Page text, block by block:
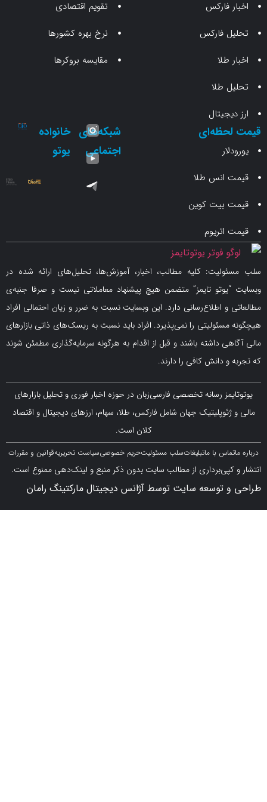
فارکس
فارکس
تقویم اقتصادی
نرخ بهره کشورها
مقایسه بروکرها
انس طلا
بیت کوین
شبکه‌های خانواده
یوتو
کلیه مطالب، اخبار، آموزش‌ها، تحلیل‌های ارائه شده در
تایمز” متضمن هیچ پیشنهاد معاملاتی نیست و صرفا جنبه‌ی
اطلاع‌رسانی دارد. این وبسایت نسبت به ضرر و زیان احتمالی افراد
را نمی‌پذیرد. افراد باید نسبت به ریسک‌های ذاتی بازارهای
داشته باشند و قبل از اقدام به هرگونه سرمایه‌گذاری مطمئن شوند
دانش کافی را دارند.
رسانه تخصصی فارسی‌زبان در حوزه اخبار فوری و تحلیل بازارهای
جهان شامل فارکس، طلا، سهام، ارزهای دیجیتال و اقتصاد
با ما تبلیغاتسلب مسئولیتحریم خصوصیسیاست تحریریهقوانین و مقررات
از مطالب سایت بدون ذکر منبع و لینک‌دهی ممنوع است.
سایت توسط آژانس دیجیتال مارکتینگ رامان